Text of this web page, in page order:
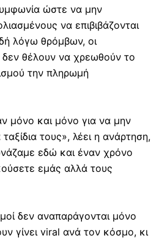
ώστε να μην
να επιβιβάζονται
λόγω θρόμβων, οι
δεν θέλουν να χρεωθούν το
την πληρωμή
μόνο και μόνο για να μην
τους», λέει η ανάρτηση,
εδώ και έναν χρόνο
εμάς αλλά τους
δεν αναπαράγονται μόνο
γίνει viral ανά τον κόσμο, κι